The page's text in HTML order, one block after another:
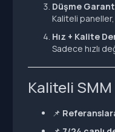
Düşme
Kaliteli
Hız + Kalite
Sadece hızlı
Kaliteli SMM
📌